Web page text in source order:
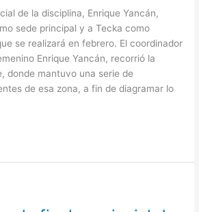
de la disciplina, Enrique Yancán,
sede principal y a Tecka como
se realizará en febrero. El coordinador
Enrique Yancán, recorrió la
donde mantuvo una serie de
de esa zona, a fin de diagramar lo